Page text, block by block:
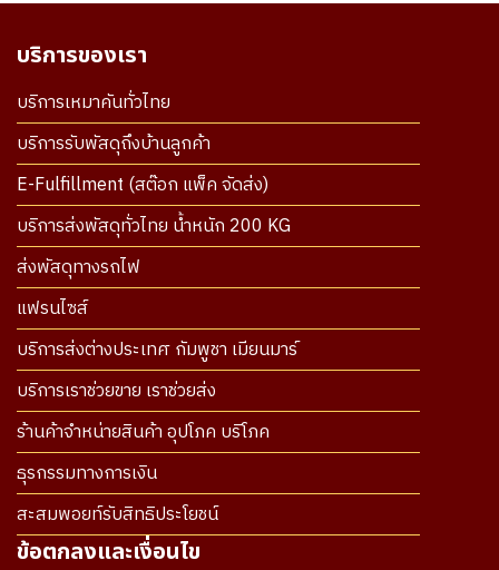
บริการของเรา
บริการเหมาคันทั่วไทย
บริการรับพัสดุถึงบ้านลูกค้า
E-Fulfillment (สต๊อก แพ็ค จัดส่ง)
บริการส่งพัสดุทั่วไทย น้ำหนัก 200 KG
ส่งพัสดุทางรถไฟ
แฟรนไซส์
บริการส่งต่างประเทศ กัมพูชา เมียนมาร์
บริการเราช่วยขาย เราช่วยส่ง
ร้านค้าจำหน่ายสินค้า อุปโภค บริโภค
ธุรกรรมทางการเงิน
สะสมพอยท์รับสิทธิประโยชน์
ข้อตกลงและเงื่อนไข